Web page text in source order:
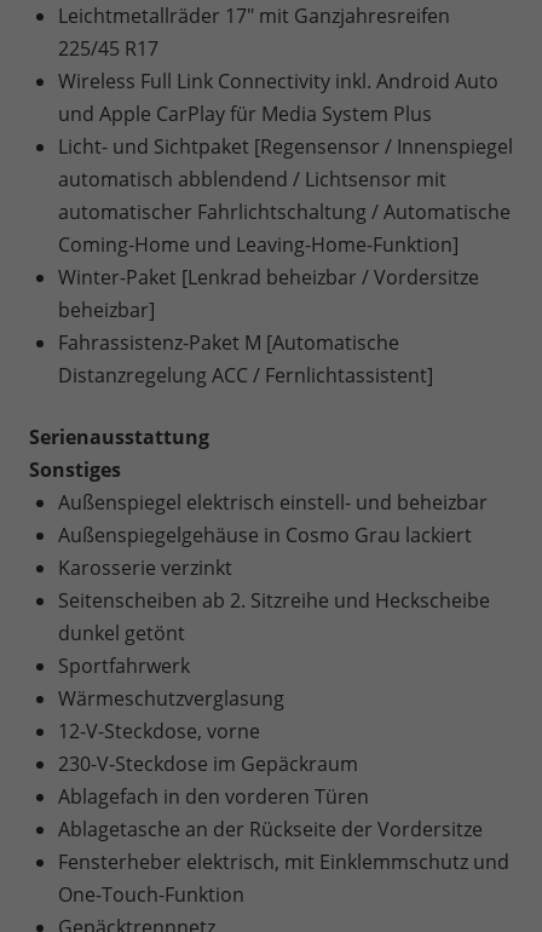
Leichtmetallräder 17" mit Ganzjahresreifen
225/45 R17
Wireless Full Link Connectivity inkl. Android Auto
und Apple CarPlay für Media System Plus
Licht- und Sichtpaket [Regensensor / Innenspiegel
automatisch abblendend / Lichtsensor mit
automatischer Fahrlichtschaltung / Automatische
Coming-Home und Leaving-Home-Funktion]
Winter-Paket [Lenkrad beheizbar / Vordersitze
beheizbar]
Fahrassistenz-Paket M [Automatische
Distanzregelung ACC / Fernlichtassistent]
Serienausstattung
Sonstiges
Außenspiegel elektrisch einstell- und beheizbar
Außenspiegelgehäuse in Cosmo Grau lackiert
Karosserie verzinkt
Seitenscheiben ab 2. Sitzreihe und Heckscheibe
dunkel getönt
Sportfahrwerk
Wärmeschutzverglasung
12-V-Steckdose, vorne
230-V-Steckdose im Gepäckraum
Ablagefach in den vorderen Türen
Ablagetasche an der Rückseite der Vordersitze
Fensterheber elektrisch, mit Einklemmschutz und
One-Touch-Funktion
Gepäcktrennnetz